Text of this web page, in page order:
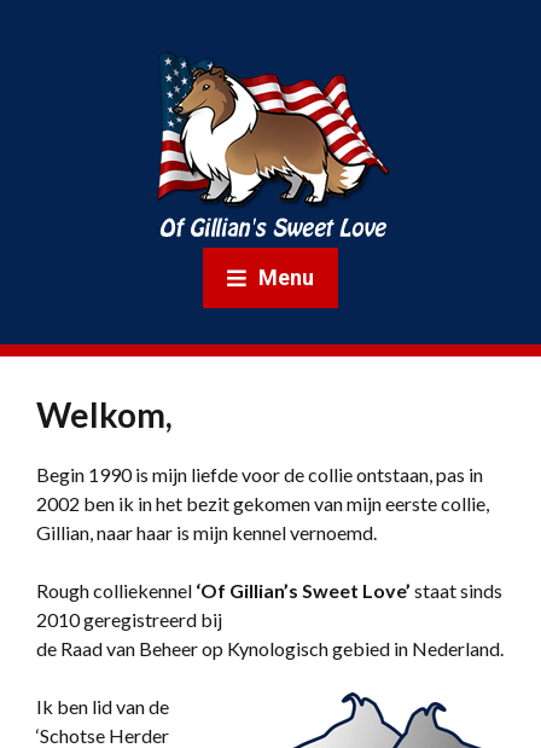
Menu
Welkom,
Begin 1990 is mijn liefde voor de collie ontstaan, pas in
2002 ben ik in het bezit gekomen van mijn eerste collie,
Gillian, naar haar is mijn kennel vernoemd.
Rough colliekennel ‘Of Gillian’s Sweet Love’ staat sinds
2010 geregistreerd bij
de Raad van Beheer op Kynologisch gebied in Nederland.
Ik ben lid van de
‘Schotse Herder